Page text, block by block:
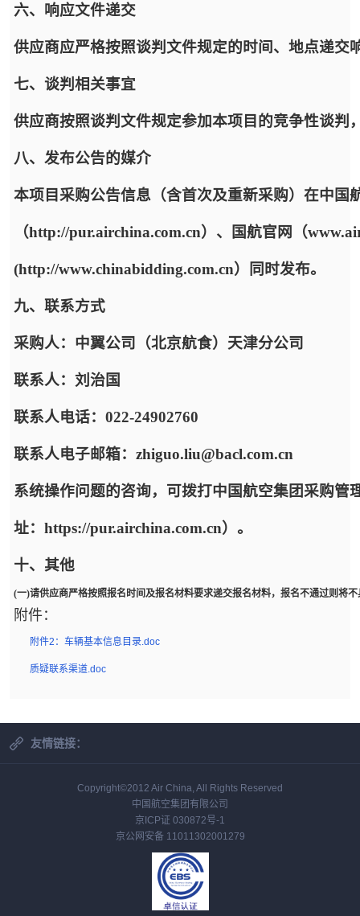
六、响应文件递交
供应商应严格按照谈判文件规定的时间、地点递交
七、谈判相关事宜
供应商按照谈判文件规定参加本项目的竞争性谈判
八、发布公告的媒介
本项目采购公告信息（含首次及重新采购）在中国
（http://pur.airchina.com.cn）、国航官网（
(http://www.chinabidding.com.cn）同时发布。
九、联系方式
采购人：中翼公司（北京航食）天津分公司
联系人：刘治国
联系人电话：022-24902760
联系人电子邮箱：zhiguo.liu@bacl.com.cn
系统操作问题的咨询，可拨打中国航空集团采购
址：https://pur.airchina.com.cn）。
十、其他
(一)请供应商严格按照报名时间及报名材料要求递交报名材料，报名不通过则将
附件：
附件2：车辆基本信息目录.doc
质疑联系渠道.doc
友情链接：
Copyright©2012 Air China, All Rights Reserved
中国航空集团有限公司
京ICP证 030872号-1
京公网安备 11011302001279